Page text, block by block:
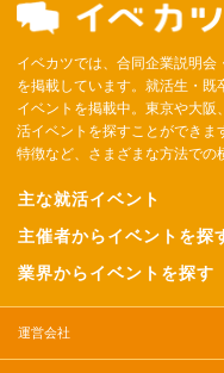
イベカツでは、合同企業説明会
を掲載しています。就活生・
イベントを掲載中。東京や大
活イベントを探すことができま
特徴など、さまざまな方法での
主な就活イベント
主催者からイベントを探
業界からイベントを探す
運営会社